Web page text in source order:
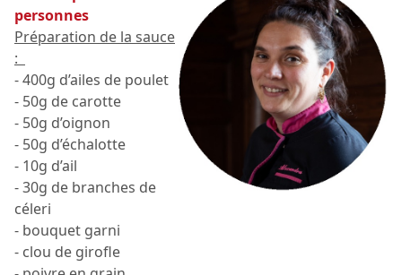
personnes
Préparation de la sauce
:
- 400g d’ailes de poulet
- 50g de carotte
- 50g d’oignon
- 50g d’échalotte
- 10g d’ail
- 30g de branches de
céleri
- bouquet garni
- clou de girofle